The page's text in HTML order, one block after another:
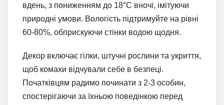
вдень, з пониженням до 18°C вночі, імітуючи
природні умови. Вологість підтримуйте на рівні
60-80%, обприскуючи стінки водою щодня.
Декор включає гілки, штучні рослини та укриття,
щоб комахи відчували себе в безпеці.
Початківцям радимо починати з 2-3 особин,
спостерігаючи за їхньою поведінкою перед